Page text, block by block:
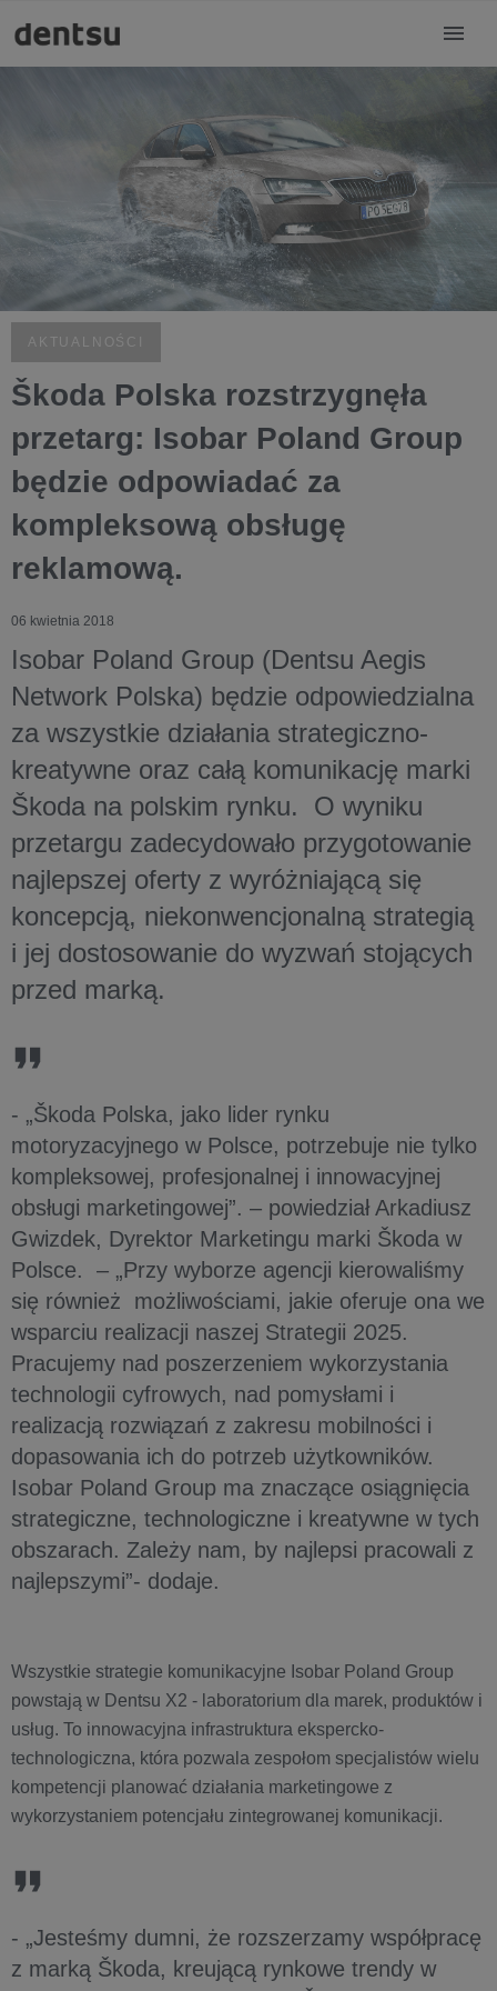
AKTUALNOŚCI
Škoda Polska rozstrzygnęła
przetarg: Isobar Poland Group
będzie odpowiadać za
kompleksową obsługę
reklamową.
06 kwietnia 2018
Isobar Poland Group (Dentsu Aegis
Network Polska) będzie odpowiedzialna
za wszystkie działania strategiczno-
kreatywne oraz całą komunikację marki
Škoda na polskim rynku. O wyniku
przetargu zadecydowało przygotowanie
najlepszej oferty z wyróżniającą się
koncepcją, niekonwencjonalną strategią
i jej dostosowanie do wyzwań stojących
przed marką.
- „Škoda Polska, jako lider rynku
motoryzacyjnego w Polsce, potrzebuje nie tylko
kompleksowej, profesjonalnej i innowacyjnej
obsługi marketingowej”. – powiedział Arkadiusz
Gwizdek, Dyrektor Marketingu marki Škoda w
Polsce. – „Przy wyborze agencji kierowaliśmy
się również możliwościami, jakie oferuje ona we
wsparciu realizacji naszej Strategii 2025.
Pracujemy nad poszerzeniem wykorzystania
technologii cyfrowych, nad pomysłami i
realizacją rozwiązań z zakresu mobilności i
dopasowania ich do potrzeb użytkowników.
Isobar Poland Group ma znaczące osiągnięcia
strategiczne, technologiczne i kreatywne w tych
obszarach. Zależy nam, by najlepsi pracowali z
najlepszymi”- dodaje.
Wszystkie strategie komunikacyjne Isobar Poland Group
powstają w Dentsu X2 - laboratorium dla marek, produktów i
usług. To innowacyjna infrastruktura ekspercko-
technologiczna, która pozwala zespołom specjalistów wielu
kompetencji planować działania marketingowe z
wykorzystaniem potencjału zintegrowanej komunikacji.
- „Jesteśmy dumni, że rozszerzamy współpracę
z marką Škoda, kreującą rynkowe trendy w